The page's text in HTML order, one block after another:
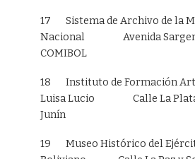
17 Sistema de Archivo de la
Nacional Avenida
COMIBOL
18 Instituto de Formación
Luisa Lucio Calle La Plata
Junín
19 Museo Histórico del